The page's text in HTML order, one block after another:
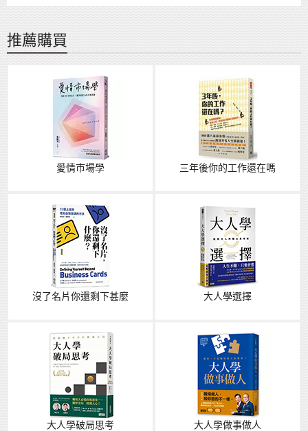
推薦購買
愛情市場學 三年後你的工作還在嗎
沒了名片你還剩下甚麼 大人學選擇
大人學破局思考 大人學做事做人